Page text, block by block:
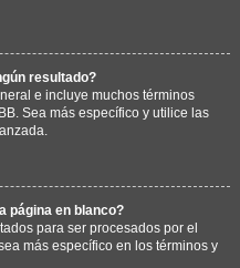
resultado?
e incluye muchos términos
Sea más específico y utilice las
página en blanco?
para ser procesados por el
más específico en los términos y